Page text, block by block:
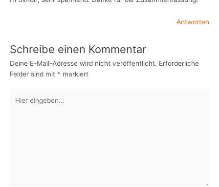
Antworten
Schreibe einen Kommentar
Deine E-Mail-Adresse wird nicht veröffentlicht. Erforderliche
Felder sind mit * markiert
eingeben…